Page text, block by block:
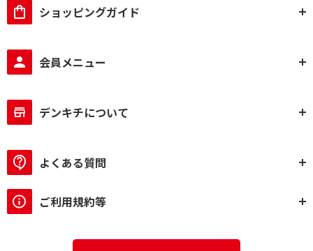
ショッピングガイド
会員メニュー
デンキチについて
よくある質問
ご利用規約等